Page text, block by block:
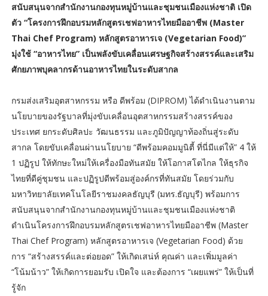
สนับสนุนจากสำนักงานกองทุนหมู่บ้านและชุมชนเมืองแห่งชาติ เปิด
ตัว “โครงการฝึกอบรมหลักสูตรเชฟอาหารไทยมืออาชีพ (Master
Thai Chef Program) หลักสูตรอาหารเจ (Vegetarian Food)”
มุ่งใช้ “อาหารไทย” เป็นพลังขับเคลื่อนเศรษฐกิจสร้างสรรค์และเสริม
ศักยภาพบุคลากรด้านอาหารไทยในระดับสากล
กรมส่งเสริมอุตสาหกรรม หรือ ดีพร้อม (DIPROM) ได้ดำเนินงานตาม
นโยบายของรัฐบาลที่มุ่งขับเคลื่อนอุตสาหกรรมสร้างสรรค์ของ
ประเทศ ยกระดับศิลปะ วัฒนธรรม และภูมิปัญญาท้องถิ่นสู่ระดับ
สากล โดยขับเคลื่อนผ่านนโยบาย “ดีพร้อมคอมมูนิตี้ ที่นี่มีแต่ให้” 4 ให้
1 ปฏิรูป ให้ทักษะใหม่ให้เครื่องมือทันสมัย ให้โอกาสโตไกล ให้ธุรกิจ
ไทยที่ดีคู่ชุมชน และปฏิรูปดีพร้อมสู่องค์กรที่ทันสมัย โดยร่วมกับ
มหาวิทยาลัยเทคโนโลยีราชมงคลธัญบุรี (มทร.ธัญบุรี) พร้อมการ
สนับสนุนจากสำนักงานกองทุนหมู่บ้านและชุมชนเมืองแห่งชาติ
ดำเนินโครงการฝึกอบรมหลักสูตรเชฟอาหารไทยมืออาชีพ (Master
Thai Chef Program) หลักสูตรอาหารเจ (Vegetarian Food) ด้วย
การ “สร้างสรรค์และต่อยอด” ให้เกิดเสน่ห์ คุณค่า และเพิ่มมูลค่า
“โน้มน้าว” ให้เกิดการยอมรับ เปิดใจ และต้องการ “เผยแพร่” ให้เป็นที่
รู้จัก